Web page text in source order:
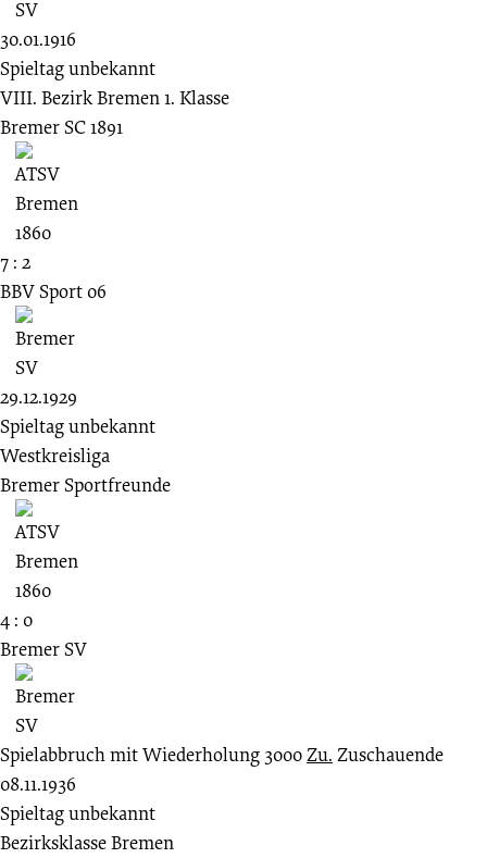
30.01.1916
Spieltag unbekannt
VIII. Bezirk Bremen 1. Klasse
Bremer SC 1891
7 : 2
BBV Sport 06
29.12.1929
Spieltag unbekannt
Westkreisliga
Bremer Sportfreunde
4 : 0
Bremer SV
Spielabbruch mit Wiederholung 3000Zu. Zuschauende
08.11.1936
Spieltag unbekannt
Bezirksklasse Bremen